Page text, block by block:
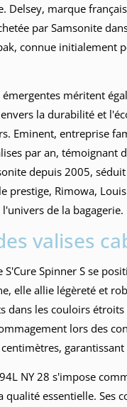
Delsey, marque
par Samsonite
connue initialement
émergentes méritent
la durabilité et
Eminent, entreprise
par an, témoignant
depuis 2005,
prestige, Rimowa,
de la bagagerie.
valises
S'Cure Spinner S se
elle allie légèreté et
dans les couloirs
lors des
NY 28 s'impose
qualité essentielle. Ses